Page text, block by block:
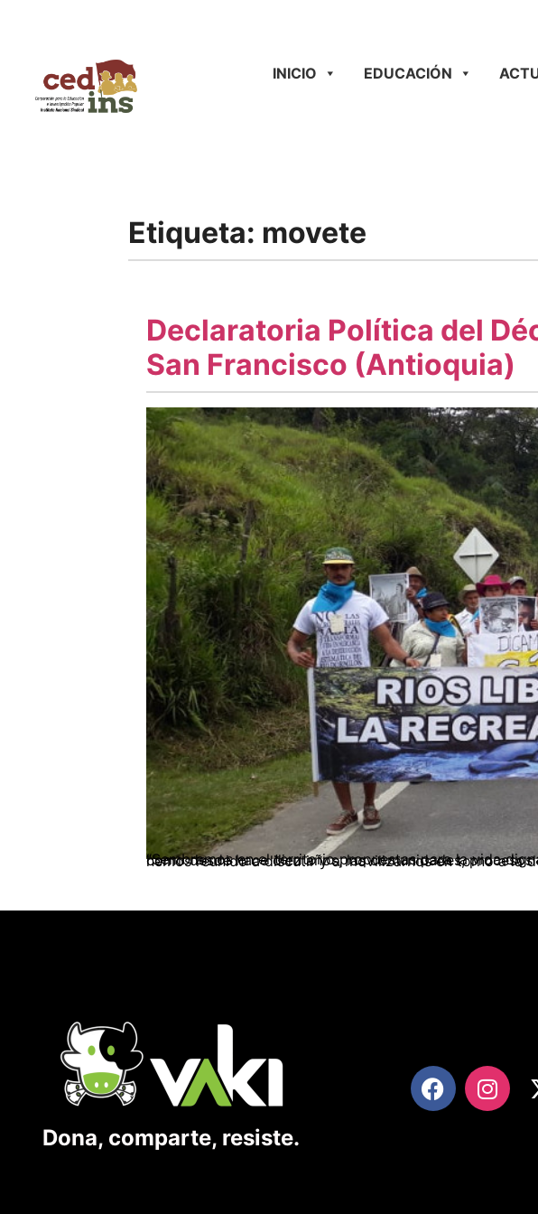
INICIO EDUCACIÓN
Etiqueta: movete
Declaratoria Política del
San Francisco (Antioquia)
“Sembramos en el territorio propuestas para la vida digna” “Soy un campesino de a pie, y llevo una montaña por dentro” De nuevo, como desde hace diez años, las comunidades, procesos de base,organizaciones sociales y
Dona, comparte, resiste.